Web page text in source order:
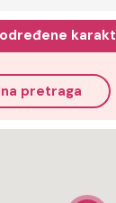
pretraga